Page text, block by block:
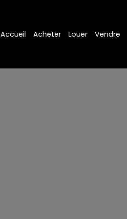
Accueil Acheter Louer Vendre